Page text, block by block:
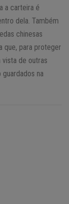
a carteira é
dela. Também
chinesas
que, para proteger
vista de outras
na